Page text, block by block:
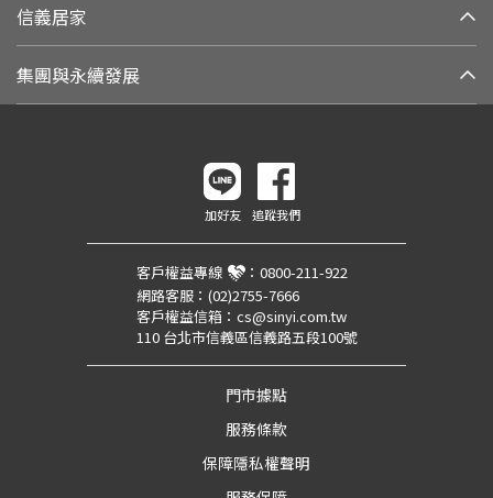
信義居家
集團與永續發展
加好友 追蹤我們
客戶權益專線 ： 0800-211-922
網路客服： (02)2755-7666
客戶權益信箱： cs@sinyi.com.tw
110 台北市信義區信義路五段100號
門市據點
服務條款
保障隱私權聲明